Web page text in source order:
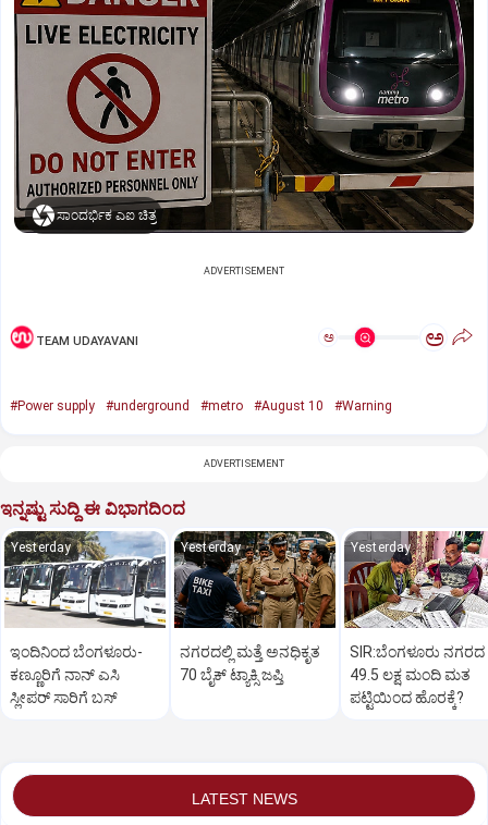
ಸಾಂದರ್ಭಿಕ ಎಐ ಚಿತ್ರ
ADVERTISEMENT
TEAM UDAYAVANI ಅ ಅ
#Power supply #underground #metro #August 10 #Warning
ADVERTISEMENT
ಇನ್ನಷ್ಟು ಸುದ್ದಿ ಈ ವಿಭಾಗದಿಂದ
Yesterday
ಇಂದಿನಿಂದ ಬೆಂಗಳೂರು-
ಕಣ್ಣೂರಿಗೆ ನಾನ್‌ ಎಸಿ
ಸ್ಲೀಪರ್‌ ಸಾರಿಗೆ ಬಸ್‌
Yesterday
ನಗರದಲ್ಲಿ ಮತ್ತೆ ಅನಧಿಕೃತ
70 ಬೈಕ್‌ ಟ್ಯಾಕ್ಸಿ ಜಪ್ತಿ
Yesterday
SIR:ಬೆಂಗಳೂರು ನಗರದ
49.5 ಲಕ್ಷ ಮಂದಿ ಮತ
ಪಟ್ಟಿಯಿಂದ ಹೊರಕ್ಕೆ?
LATEST NEWS